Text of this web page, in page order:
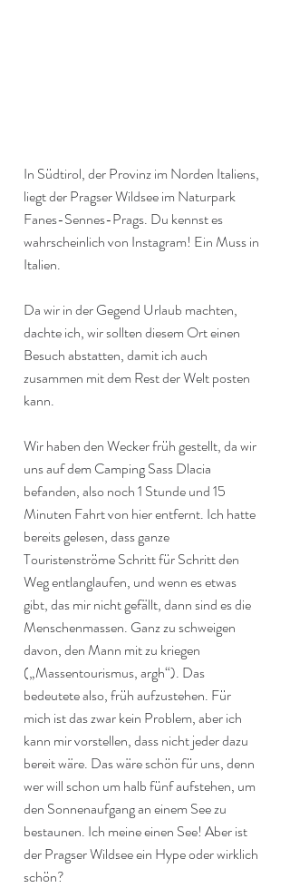
In Südtirol, der Provinz im Norden Italiens,
liegt der Pragser Wildsee im Naturpark
Fanes-Sennes-Prags. Du kennst es
wahrscheinlich von Instagram! Ein Muss in
Italien.
Da wir in der Gegend Urlaub machten,
dachte ich, wir sollten diesem Ort einen
Besuch abstatten, damit ich auch
zusammen mit dem Rest der Welt posten
kann.
Wir haben den Wecker früh gestellt, da wir
uns auf dem Camping Sass Dlacia
befanden, also noch 1 Stunde und 15
Minuten Fahrt von hier entfernt. Ich hatte
bereits gelesen, dass ganze
Touristenströme Schritt für Schritt den
Weg entlanglaufen, und wenn es etwas
gibt, das mir nicht gefällt, dann sind es die
Menschenmassen. Ganz zu schweigen
davon, den Mann mit zu kriegen
(„Massentourismus, argh“). Das
bedeutete also, früh aufzustehen. Für
mich ist das zwar kein Problem, aber ich
kann mir vorstellen, dass nicht jeder dazu
bereit wäre. Das wäre schön für uns, denn
wer will schon um halb fünf aufstehen, um
den Sonnenaufgang an einem See zu
bestaunen. Ich meine einen See! Aber ist
der Pragser Wildsee ein Hype oder wirklich
schön?